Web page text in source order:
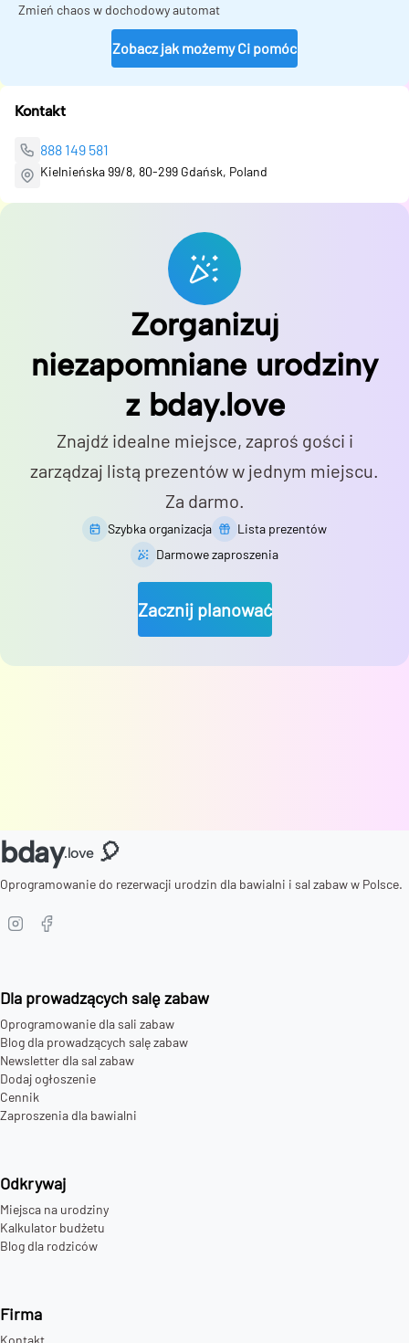
Zmień chaos w dochodowy automat
Zobacz jak możemy Ci pomóc
Kontakt
888 149 581
Kielnieńska 99/8, 80-299 Gdańsk, Poland
Zorganizuj
niezapomniane urodziny
z bday.love
Znajdź idealne miejsce, zaproś gości i
zarządzaj listą prezentów w jednym miejscu.
Za darmo.
Szybka organizacja
Lista prezentów
Darmowe zaproszenia
Zacznij planować
bday.love 🎈
Oprogramowanie do rezerwacji urodzin dla bawialni i sal zabaw w Polsce.
Dla prowadzących salę zabaw
Oprogramowanie dla sali zabaw
Blog dla prowadzących salę zabaw
Newsletter dla sal zabaw
Dodaj ogłoszenie
Cennik
Zaproszenia dla bawialni
Odkrywaj
Miejsca na urodziny
Kalkulator budżetu
Blog dla rodziców
Firma
Kontakt